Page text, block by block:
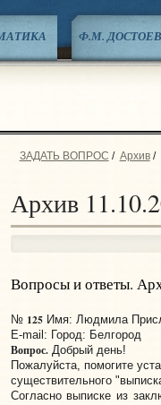
Ф.М.
ЗАДАТЬ ВОПРОС / Архив/
Архив
Вопросы и ответы.
№ 125Имя: Людмила
E-mail: Город: Белгород
Вопрос.Добрый день!
Пожалуйста, помогите
существительного
Согласно выписке из